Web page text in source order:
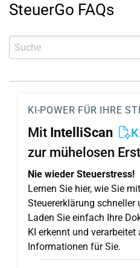
SteuerGo FAQs
KI-POWER FÜR IHRE
Mit IntelliScan
zur mühelosen
Nie wieder Steuerstress!
Lernen Sie hier, wie Sie mit
Steuererklärung schneller
Laden Sie einfach Ihre
KI erkennt und
Informationen für Sie.